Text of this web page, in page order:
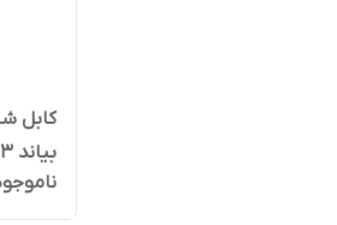
کابل
متری